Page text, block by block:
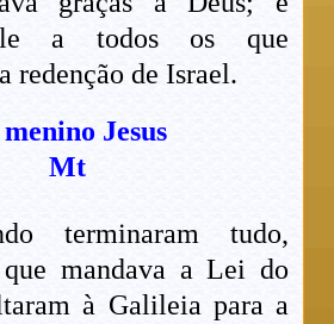
a todos os que
redenção de Israel.
Jesus
Mt
terminaram tudo,
que mandava a Lei do
à Galileia para a